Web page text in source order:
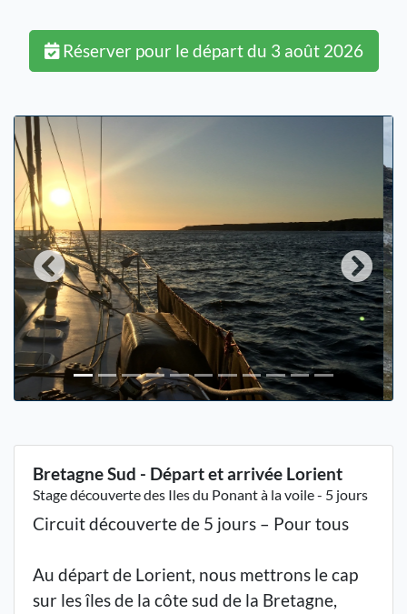
Réserver pour le départ du 3 août 2026
Bretagne Sud - Départ et arrivée Lorient
Stage découverte des Iles du Ponant à la voile - 5 jours
Circuit découverte de 5 jours – Pour tous
Au départ de Lorient, nous mettrons le cap
sur les îles de la côte sud de la Bretagne,